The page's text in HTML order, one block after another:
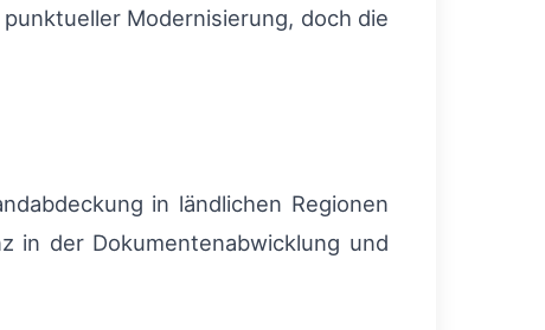
Modernisierung, doch die
in ländlichen Regionen
in der Dokumentenabwicklung und